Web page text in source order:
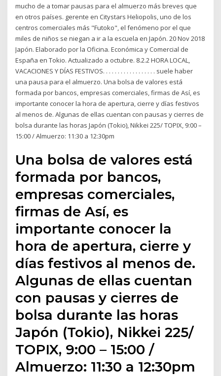
mucho de a tomar pausas para el almuerzo más breves que
en otros países. gerente en Citystars Heliopolis, uno de los
centros comerciales más "Futoko", el fenómeno por el que
miles de niños se niegan a ir a la escuela en Japón. 20 Nov 2018
Japón. Elaborado por la Oficina. Económica y Comercial de
España en Tokio. Actualizado a octubre. 8.2.2 HORA LOCAL,
VACACIONES Y DÍAS FESTIVOS. . . . . . . . . . . . . . . . . . suele haber
una pausa para el almuerzo. Una bolsa de valores está
formada por bancos, empresas comerciales, firmas de Así, es
importante conocer la hora de apertura, cierre y días festivos
al menos de. Algunas de ellas cuentan con pausas y cierres de
bolsa durante las horas Japón (Tokio), Nikkei 225/ TOPIX, 9:00 –
15:00 / Almuerzo: 11:30 a 12:30pm
Una bolsa de valores está
formada por bancos,
empresas comerciales,
firmas de Así, es
importante conocer la
hora de apertura, cierre y
días festivos al menos de.
Algunas de ellas cuentan
con pausas y cierres de
bolsa durante las horas
Japón (Tokio), Nikkei 225/
TOPIX, 9:00 – 15:00 /
Almuerzo: 11:30 a 12:30pm